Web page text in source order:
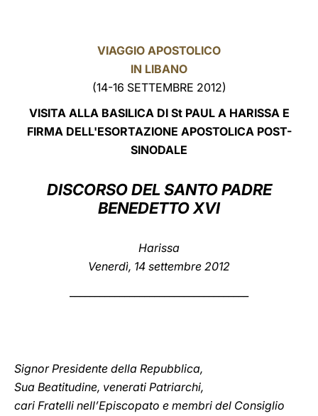
VIAGGIO APOSTOLICO
IN LIBANO
(14-16 SETTEMBRE 2012)
VISITA ALLA BASILICA DI St PAUL A HARISSA E
FIRMA DELL'ESORTAZIONE APOSTOLICA POST-
SINODALE
DISCORSO DEL SANTO PADRE
BENEDETTO XVI
Harissa
Venerdì, 14 settembre 2012
Signor Presidente della Repubblica,
Sua Beatitudine, venerati Patriarchi,
cari Fratelli nell’Episcopato e membri del Consiglio